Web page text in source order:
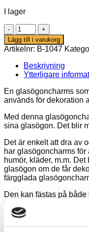
I lager
Avocado
mängd
Lägg till i varukorg
Artikelnr: B-1047
Beskrivning
Ytterligare
En glasögoncharms
används för dekoration
Med denna
sina glasögon. Det blir
Det är enkelt att dra av
har glasögoncharms
humör, kläder, m.m.
glasögon om de får
färgglada
Den kan fästas på
Enligt tillverkaren
barnglasögon. De sitter
snarare än smala